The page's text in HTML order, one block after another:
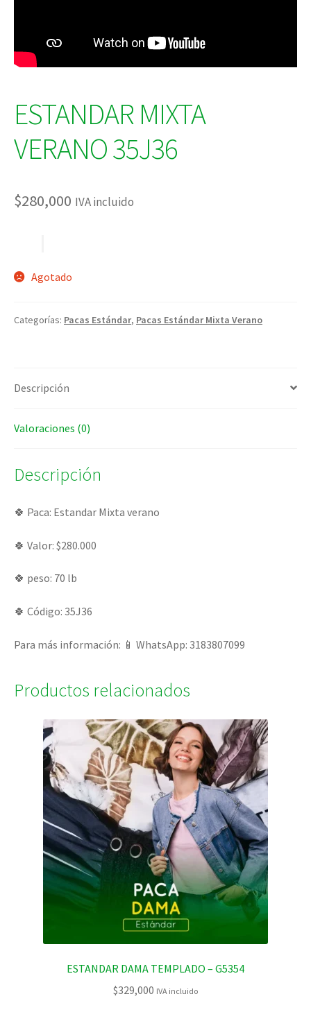
ESTANDAR MIXTA
VERANO 35J36
$280,000 IVA incluido
Agotado
Categorías: Pacas Estándar, Pacas Estándar Mixta Verano
Descripción
Valoraciones (0)
Descripción
­­🍀 Paca: Estandar Mixta verano
🍀 Valor: $280.000
🍀 peso: 70 lb
🍀 Código: 35J36
Para más información: 📱 WhatsApp: 3183807099
Productos relacionados
ESTANDAR DAMA TEMPLADO – G5354
$329,000 IVA incluido